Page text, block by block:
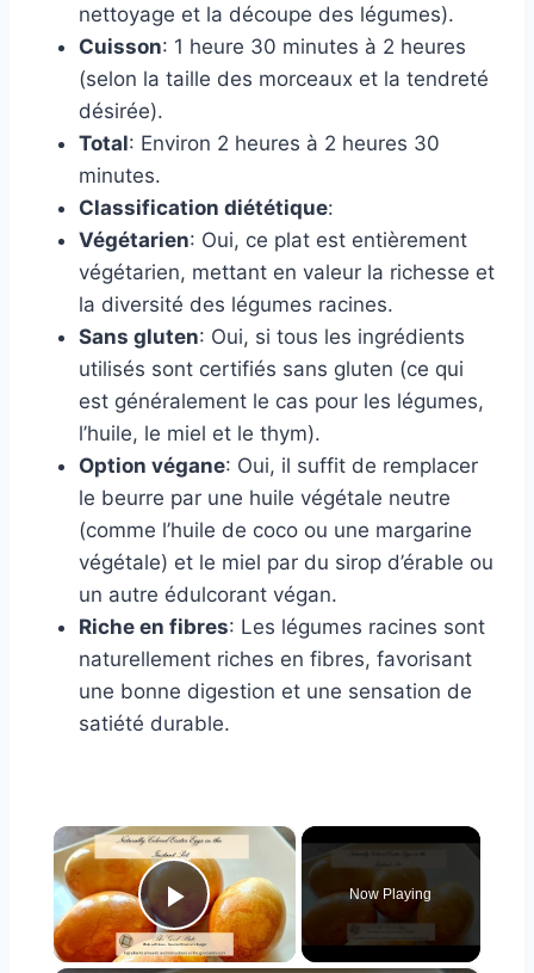
nettoyage et la découpe des légumes).
Cuisson: 1 heure 30 minutes à 2 heures
(selon la taille des morceaux et la tendreté
désirée).
Total: Environ 2 heures à 2 heures 30
minutes.
Classification diététique:
Végétarien: Oui, ce plat est entièrement
végétarien, mettant en valeur la richesse et
la diversité des légumes racines.
Sans gluten: Oui, si tous les ingrédients
utilisés sont certifiés sans gluten (ce qui
est généralement le cas pour les légumes,
l’huile, le miel et le thym).
Option végane: Oui, il suffit de remplacer
le beurre par une huile végétale neutre
(comme l’huile de coco ou une margarine
végétale) et le miel par du sirop d’érable ou
un autre édulcorant végan.
Riche en fibres: Les légumes racines sont
naturellement riches en fibres, favorisant
une bonne digestion et une sensation de
satiété durable.
×
Play Video
Now Playing